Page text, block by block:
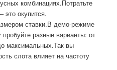
комбинациях.Потратьте
это окупится.
ставки.В демо-режиме
разные варианты: от
максимальных.Так вы
слота влияет на частоту